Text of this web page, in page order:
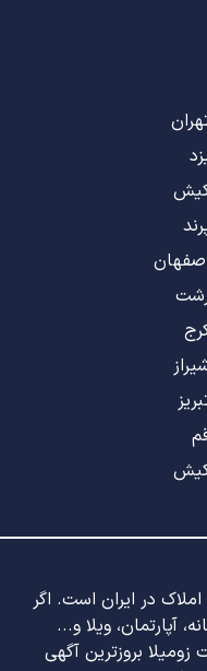
کیش
رشت
کیش
در ایران است. اگر
آپارتمان، ویلا و...
بروزترین آگهی